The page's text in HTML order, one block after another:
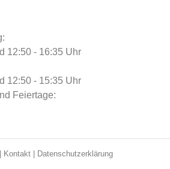
12:50 - 16:35 Uhr
12:50 - 15:35 Uhr
Feiertage:
| Kontakt | Datenschutzerklärung